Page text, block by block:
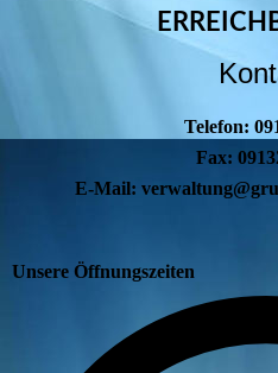
Telefon:
Fax:
E-Mail:
Unsere Öffnungszeiten